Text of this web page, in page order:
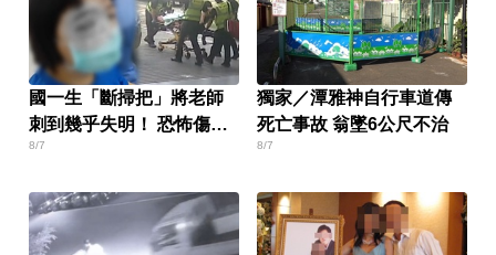
國一生「斷掃把」將老師
刺到幾乎失明！ 恐怖傷勢
曝光
8/7
獨家／潭雅神自行車道傳
死亡事故 翁墜6公尺不治
8/7